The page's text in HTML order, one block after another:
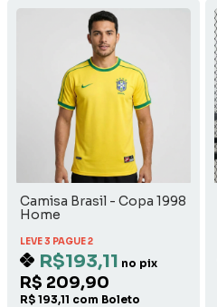
Camisa Brasil - Copa 1998
Home
LEVE 3 PAGUE 2
R$193,11 no pix
R$ 209,90
R$ 193,11 com Boleto